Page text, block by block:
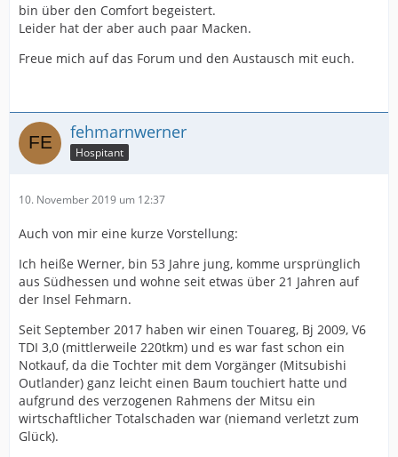
bin über den Comfort begeistert.
Leider hat der aber auch paar Macken.
Freue mich auf das Forum und den Austausch mit euch.
fehmarnwerner
Hospitant
10. November 2019 um 12:37
Auch von mir eine kurze Vorstellung:
Ich heiße Werner, bin 53 Jahre jung, komme ursprünglich
aus Südhessen und wohne seit etwas über 21 Jahren auf
der Insel Fehmarn.
Seit September 2017 haben wir einen Touareg, Bj 2009, V6
TDI 3,0 (mittlerweile 220tkm) und es war fast schon ein
Notkauf, da die Tochter mit dem Vorgänger (Mitsubishi
Outlander) ganz leicht einen Baum touchiert hatte und
aufgrund des verzogenen Rahmens der Mitsu ein
wirtschaftlicher Totalschaden war (niemand verletzt zum
Glück).